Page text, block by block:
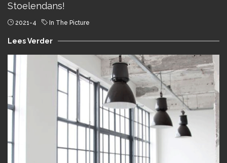
Stoelendans!
2021-4 In The Picture
Lees Verder